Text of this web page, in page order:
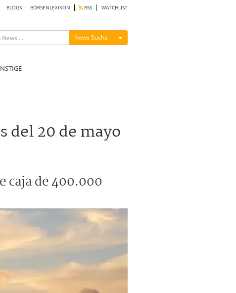
BLOGS BÖRSENLEXIKON RSS WATCHLIST
News Suche Menü ein-/ausblenden
del 20 de mayo
caja de 400.000